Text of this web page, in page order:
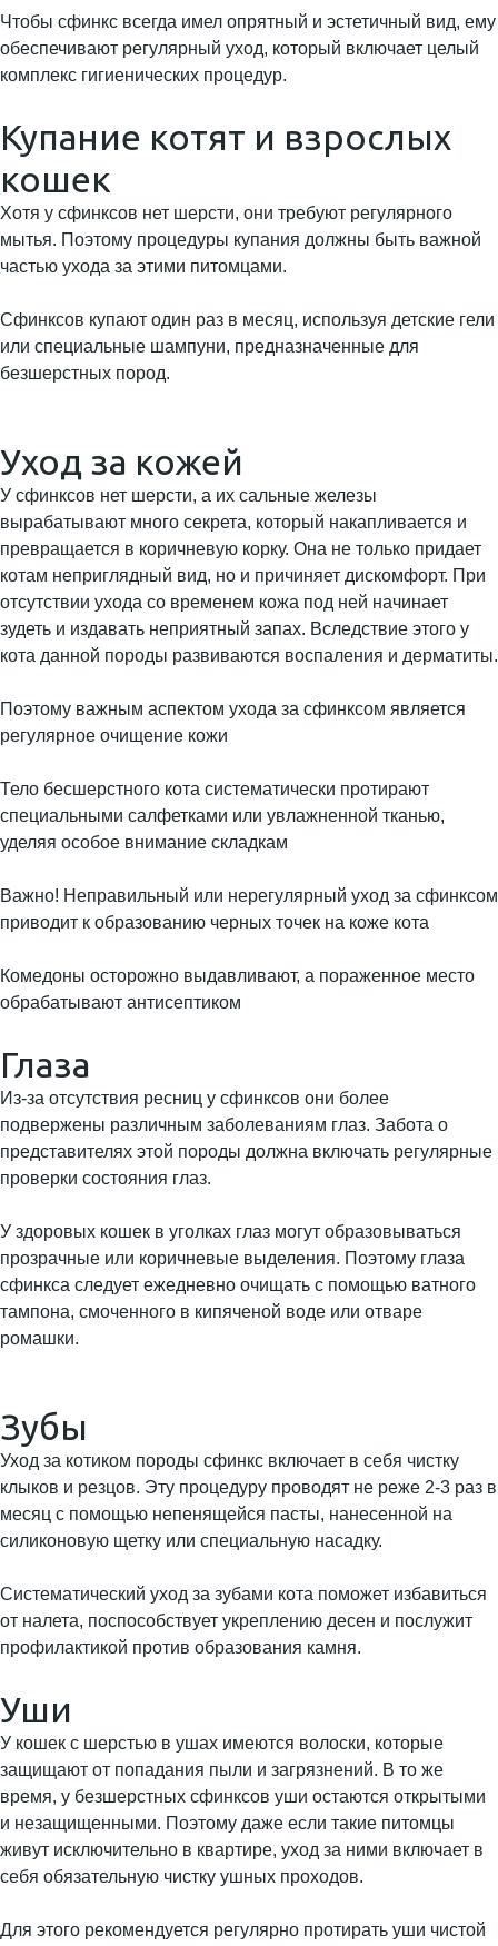
Чтобы сфинкс всегда имел опрятный и эстетичный вид, ему
обеспечивают регулярный уход, который включает целый
комплекс гигиенических процедур.
Купание котят и взрослых
кошек
Хотя у сфинксов нет шерсти, они требуют регулярного
мытья. Поэтому процедуры купания должны быть важной
частью ухода за этими питомцами.
Сфинксов купают один раз в месяц, используя детские гели
или специальные шампуни, предназначенные для
безшерстных пород.
Уход за кожей
У сфинксов нет шерсти, а их сальные железы
вырабатывают много секрета, который накапливается и
превращается в коричневую корку. Она не только придает
котам неприглядный вид, но и причиняет дискомфорт. При
отсутствии ухода со временем кожа под ней начинает
зудеть и издавать неприятный запах. Вследствие этого у
кота данной породы развиваются воспаления и дерматиты.
Поэтому важным аспектом ухода за сфинксом является
регулярное очищение кожи
Тело бесшерстного кота систематически протирают
специальными салфетками или увлажненной тканью,
уделяя особое внимание складкам
Важно! Неправильный или нерегулярный уход за сфинксом
приводит к образованию черных точек на коже кота
Комедоны осторожно выдавливают, а пораженное место
обрабатывают антисептиком
Глаза
Из-за отсутствия ресниц у сфинксов они более
подвержены различным заболеваниям глаз. Забота о
представителях этой породы должна включать регулярные
проверки состояния глаз.
У здоровых кошек в уголках глаз могут образовываться
прозрачные или коричневые выделения. Поэтому глаза
сфинкса следует ежедневно очищать с помощью ватного
тампона, смоченного в кипяченой воде или отваре
ромашки.
Зубы
Уход за котиком породы сфинкс включает в себя чистку
клыков и резцов. Эту процедуру проводят не реже 2-3 раз в
месяц с помощью непенящейся пасты, нанесенной на
силиконовую щетку или специальную насадку.
Систематический уход за зубами кота поможет избавиться
от налета, поспособствует укреплению десен и послужит
профилактикой против образования камня.
Уши
У кошек с шерстью в ушах имеются волоски, которые
защищают от попадания пыли и загрязнений. В то же
время, у безшерстных сфинксов уши остаются открытыми
и незащищенными. Поэтому даже если такие питомцы
живут исключительно в квартире, уход за ними включает в
себя обязательную чистку ушных проходов.
Для этого рекомендуется регулярно протирать уши чистой